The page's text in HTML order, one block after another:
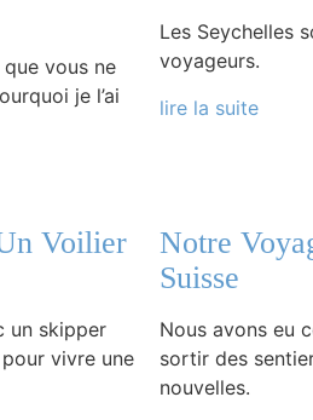
que vous ne
je l’ai
Les Seychelles
voyageurs.
lire la suite
Voilier
un skipper
vivre une
Notre
Suisse
Nous avons eu
sortir des
nouvelles.